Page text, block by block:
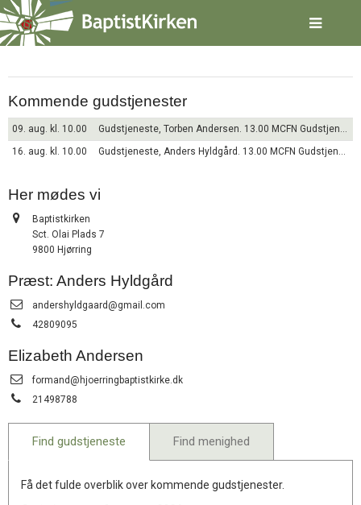
Spring
menu
over
gå
indhold Vend
tilbage
forsiden
2.0:
Nyheder
4.0:
Inspiration
5.0:
Værktøjskassen
7.0:
Om
8.0:
Kontakt
10.0:
Nyheder
12.0:
Inspiration
13.0:
Værktøjskassen
14.0:
Mission
15.0:
Om
Hjørring
Kommende gudstjenester
09. aug. kl. 10.00
Gudstjeneste, Torben Andersen. 13.00 MCFN Gudstjeneste
16. aug. kl. 10.00
Gudstjeneste, Anders Hyldgård. 13.00 MCFN Gudstjeneste
Her mødes vi
Adresse:
Baptistkirken
Sct. Olai Plads 7
9800 Hjørring
Præst: Anders Hyldgård
Send
email:
andershyldgaard@gmail.com
Tlf.:
42809095
Elizabeth Andersen
Send
email:
formand@hjoerringbaptistkirke.dk
Tlf.:
21498788
Find gudstjeneste Find menighed
Få det fulde overblik over kommende gudstjenester.